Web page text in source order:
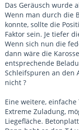
Das Geräusch wurde
Wenn man durch die
konnte, sollte die
Faktor sein. Je tiefer
Wenn sich nun die
dann wäre die
entsprechende
Schleifspuren an den
nicht ?
Eine weitere,
Extreme Zuladung,
Liegefläche.